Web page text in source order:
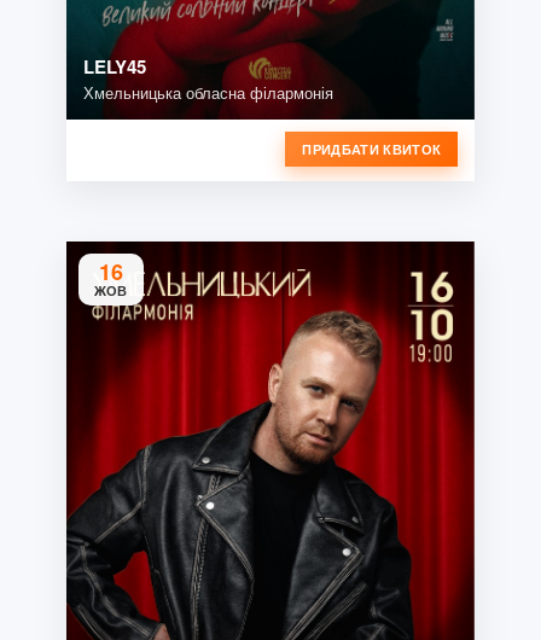
LELY45
Хмельницька обласна філармонія
ПРИДБАТИ КВИТОК
16
ЖОВ